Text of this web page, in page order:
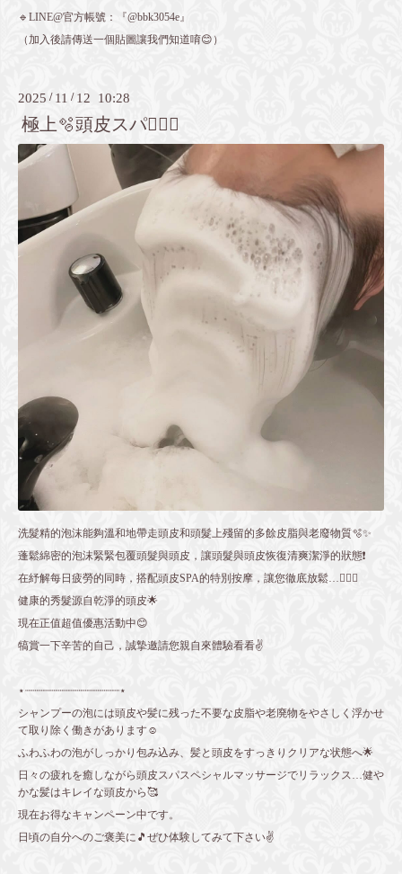
🔹LINE@官方帳號：『@bbk3054e』
（加入後請傳送一個貼圖讓我們知道唷😊）
2025 / 11 / 12 10:28
極上🫧頭皮スパ💆🏻‍♀️
洗髮精的泡沫能夠溫和地帶走頭皮和頭髮上殘留的多餘皮脂與老廢物質🫧✨
蓬鬆綿密的泡沫緊緊包覆頭髮與頭皮，讓頭髮與頭皮恢復清爽潔淨的狀態❗️
在紓解每日疲勞的同時，搭配頭皮SPA的特別按摩，讓您徹底放鬆…🧖🏼‍♀️
健康的秀髮源自乾淨的頭皮🌟
現在正值超值優惠活動中😊
犒賞一下辛苦的自己，誠摯邀請您親自來體驗看看✌️
⋆┈┈┈┈┈┈┈┈┈┈┈┈┈┈┈⋆
シャンプーの泡には頭皮や髪に残った不要な皮脂や老廃物をやさしく浮かせ
て取り除く働きがあります☺️
ふわふわの泡がしっかり包み込み、髪と頭皮をすっきりクリアな状態へ🌟
日々の疲れを癒しながら頭皮スパスペシャルマッサージでリラックス…健や
かな髪はキレイな頭皮から🥰
現在お得なキャンペーン中です。
日頃の自分へのご褒美に🎵ぜひ体験してみて下さい✌️